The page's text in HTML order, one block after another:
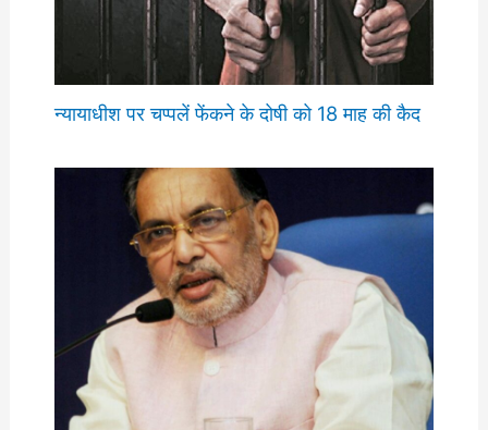
न्यायाधीश पर चप्पलें फेंकने के दोषी को 18 माह की कैद